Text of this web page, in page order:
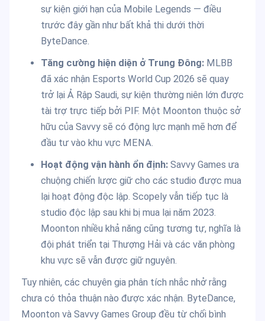
sự kiện giới hạn của Mobile Legends — điều
trước đây gần như bất khả thi dưới thời
ByteDance.
Tăng cường hiện diện ở Trung Đông:MLBB
đã xác nhận Esports World Cup 2026 sẽ quay
trở lại Ả Rập Saudi, sự kiện thường niên lớn được
tài trợ trực tiếp bởi PIF. Một Moonton thuộc sở
hữu của Savvy sẽ có động lực mạnh mẽ hơn để
đầu tư vào khu vực MENA.
Hoạt động vận hành ổn định:Savvy Games ưa
chuộng chiến lược giữ cho các studio được mua
lại hoạt động độc lập. Scopely vẫn tiếp tục là
studio độc lập sau khi bị mua lại năm 2023.
Moonton nhiều khả năng cũng tương tự, nghĩa là
đội phát triển tại Thượng Hải và các văn phòng
khu vực sẽ vẫn được giữ nguyên.
Tuy nhiên, các chuyên gia phân tích nhắc nhở rằng
chưa có thỏa thuận nào được xác nhận. ByteDance,
Moonton và Savvy Games Group đều từ chối bình